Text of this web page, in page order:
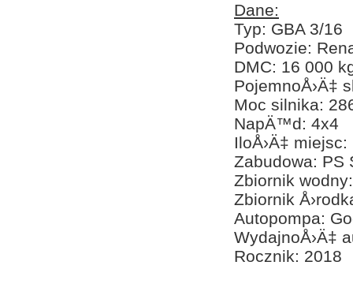
Dane:
Typ: GBA 3/16
Podwozie:
DMC: 16 000
PojemnoÅ›Ä‡
Moc silnika:
NapÄ™d: 4x4
IloÅ›Ä‡
Zabudowa: PS
Zbiornik
Zbiornik
Autopompa:
WydajnoÅ›Ä‡
Rocznik: 2018